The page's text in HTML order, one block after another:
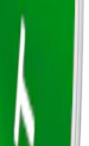
smaker, inklusive Icy
Mint 4. Med tre olika
vitt snus – är Nordic
såväl smak och
Snus kombinerar
leverera hög kvalitet.
tobakssnuset